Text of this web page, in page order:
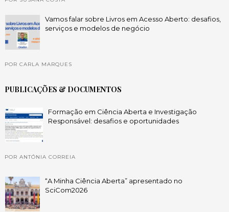
Vamos falar sobre Livros em Acesso Aberto: desafios,
serviços e modelos de negócio
POR CARLA MARQUES
PUBLICAÇÕES & DOCUMENTOS
Formação em Ciência Aberta e Investigação
Responsável: desafios e oportunidades
POR ANTÓNIA CORREIA
“A Minha Ciência Aberta” apresentado no
SciCom2026